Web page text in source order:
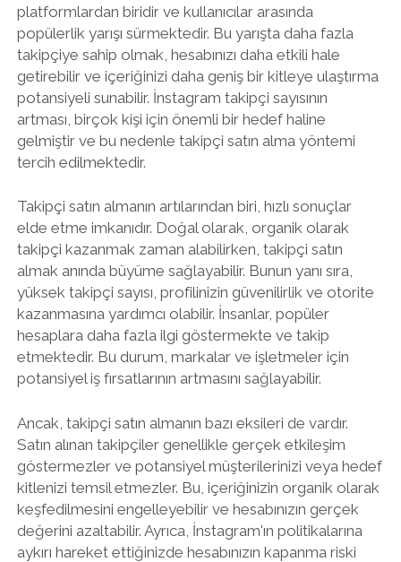
platformlardan biridir ve kullanıcılar arasında
popülerlik yarışı sürmektedir. Bu yarışta daha fazla
takipçiye sahip olmak, hesabınızı daha etkili hale
getirebilir ve içeriğinizi daha geniş bir kitleye ulaştırma
potansiyeli sunabilir. İnstagram takipçi sayısının
artması, birçok kişi için önemli bir hedef haline
gelmiştir ve bu nedenle takipçi satın alma yöntemi
tercih edilmektedir.
Takipçi satın almanın artılarından biri, hızlı sonuçlar
elde etme imkanıdır. Doğal olarak, organik olarak
takipçi kazanmak zaman alabilirken, takipçi satın
almak anında büyüme sağlayabilir. Bunun yanı sıra,
yüksek takipçi sayısı, profilinizin güvenilirlik ve otorite
kazanmasına yardımcı olabilir. İnsanlar, popüler
hesaplara daha fazla ilgi göstermekte ve takip
etmektedir. Bu durum, markalar ve işletmeler için
potansiyel iş fırsatlarının artmasını sağlayabilir.
Ancak, takipçi satın almanın bazı eksileri de vardır.
Satın alınan takipçiler genellikle gerçek etkileşim
göstermezler ve potansiyel müşterilerinizi veya hedef
kitlenizi temsil etmezler. Bu, içeriğinizin organik olarak
keşfedilmesini engelleyebilir ve hesabınızın gerçek
değerini azaltabilir. Ayrıca, İnstagram'ın politikalarına
aykırı hareket ettiğinizde hesabınızın kapanma riski